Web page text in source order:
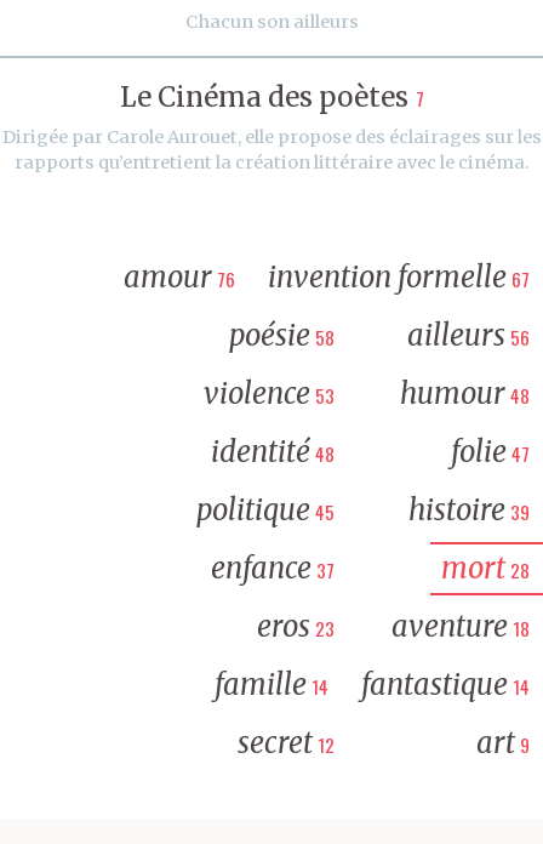
Chacun son ailleurs
Le Cinéma des poètes 7
Dirigée par Carole Aurouet, elle propose des éclairages sur les
rapports qu’entretient la création littéraire avec le cinéma.
amour 76 invention formelle 67
poésie 58 ailleurs 56
violence 53 humour48
identité48 folie47
politique45 histoire 39
enfance 37 mort 28
eros 23 aventure 18
famille 14 fantastique 14
secret 12 art 9